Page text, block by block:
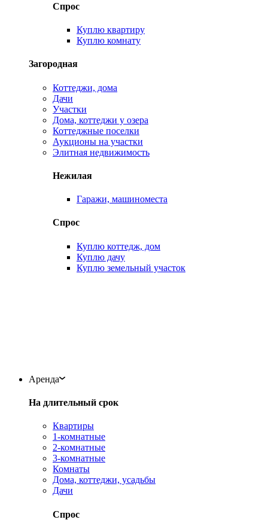
Спрос
Куплю квартиру
Куплю комнату
Загородная
Коттеджи, дома
Дачи
Участки
Дома, коттеджи у озера
Коттеджные поселки
Аукционы на участки
Элитная недвижимость
Нежилая
Гаражи, машиноместа
Спрос
Куплю коттедж, дом
Куплю дачу
Куплю земельный участок
Аренда
На длительный срок
Квартиры
1-комнатные
2-комнатные
3-комнатные
Комнаты
Дома, коттеджи, усадьбы
Дачи
Спрос